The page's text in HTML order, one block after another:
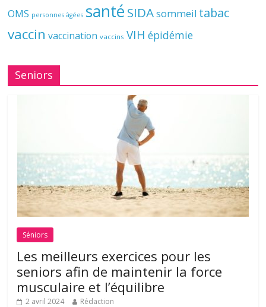
OMS personnes âgées santé SIDAsommeil tabac
vaccin vaccination vaccins VIH épidémie
Seniors
Séniors
Les meilleurs exercices pour les
seniors afin de maintenir la force
musculaire et l’équilibre
2 avril 2024 Rédaction